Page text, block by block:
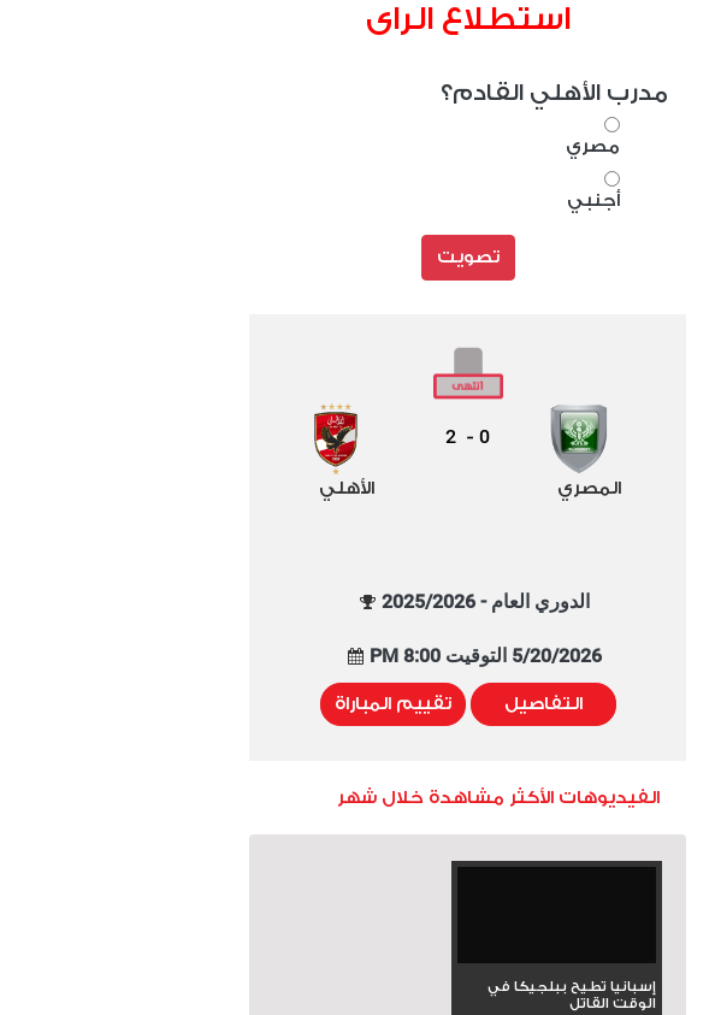
استطلاع الراى
مدرب الأهلي القادم؟
مصري
أجنبي
تصويت
المصري
0
-
2
الأهلي
الدوري العام - 2025/2026
5/20/2026 التوقيت 8:00 PM
التفاصيل تقييم المباراة
الفيديوهات الأكثر مشاهدة خلال شهر
إسبانيا تطيح ببلجيكا في
الوقت القاتل